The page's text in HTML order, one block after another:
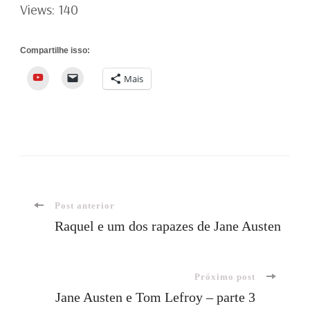
Views: 140
Compartilhe isso:
YouTube Mais
Navegação
post
Post anterior
Raquel e um dos rapazes de Jane Austen
Próximo post
Jane Austen e Tom Lefroy – parte 3